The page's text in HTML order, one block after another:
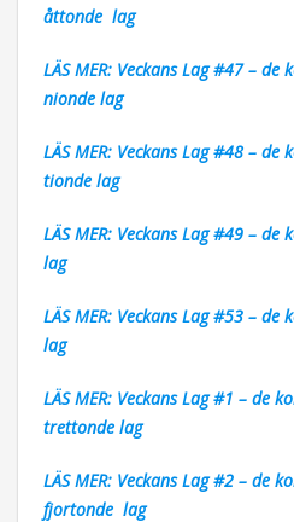
åttonde lag
LÄS MER: Veckans Lag #47 – de
nionde lag
LÄS MER: Veckans Lag #48 – de
tionde lag
LÄS MER: Veckans Lag #49 – de
lag
LÄS MER: Veckans Lag #53 –
lag
LÄS MER: Veckans Lag #1 – de
trettonde lag
LÄS MER: Veckans Lag #2 – de
fjortonde lag